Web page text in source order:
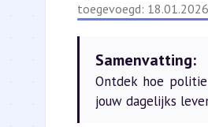
toegevoegd:
Samenvatting:
Ontdek hoe
jouw dagelijks